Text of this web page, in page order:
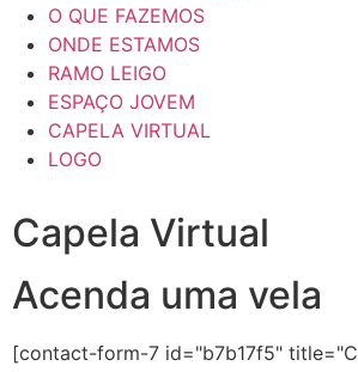
O QUE FAZEMOS
ONDE ESTAMOS
RAMO LEIGO
ESPAÇO JOVEM
CAPELA VIRTUAL
LOGO
Capela Virtual
Acenda uma vela
[contact-form-7 id="b7b17f5"